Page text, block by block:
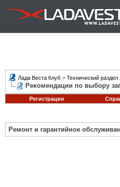
Лада Веста Клуб > Технический
Рекомендации по выбору
Регистрация
Ремонт и гарантийное